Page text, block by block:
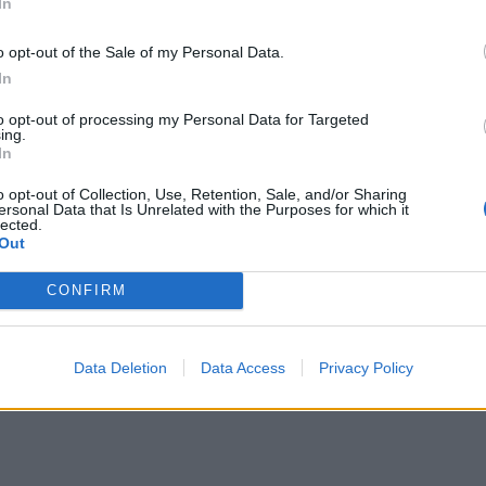
opt-out of the Sale of my Personal Data.
opt-out of processing my Personal Data for Targeted
opt-out of Collection, Use, Retention, Sale, and/or Sharing
Data that Is Unrelated with the Purposes for which it
CONFIRM
Data Deletion Data Access Privacy Policy